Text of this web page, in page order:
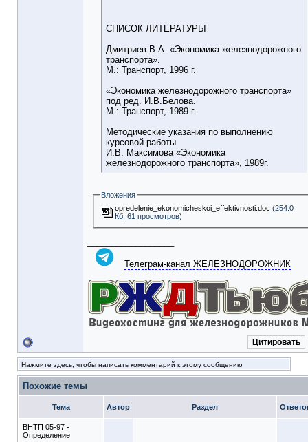
СПИСОК ЛИТЕРАТУРЫ
Дмитриев В.А. «Экономика железнодорожного
транспорта».
М.: Транспорт, 1996 г.
«Экономика железнодорожного транспорта»
под ред. И.В.Белова.
М.: Транспорт, 1989 г.
Методические указания по выполнению
курсовой работы
И.В. Максимова «Экономика
железнодорожного транспорта», 1989г.
Вложения
opredelenie_ekonomicheskoi_effektivnosti.doc (254.0
Кб, 61 просмотров)
Телеграм-канал ЖЕЛЕЗНОДОРОЖНИК
Цитировать
Нажмите здесь, чтобы написать комментарий к этому сообщению
Похожие темы
Тема Автор Раздел
ВНТП 05-97 -
Определение